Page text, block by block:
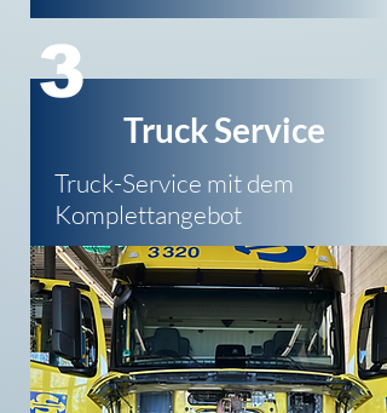
Truck Service
Truck-Service mit dem
Komplettangebot
3